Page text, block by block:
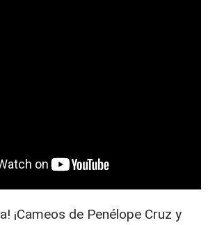
¡Cameos de Penélope Cruz y